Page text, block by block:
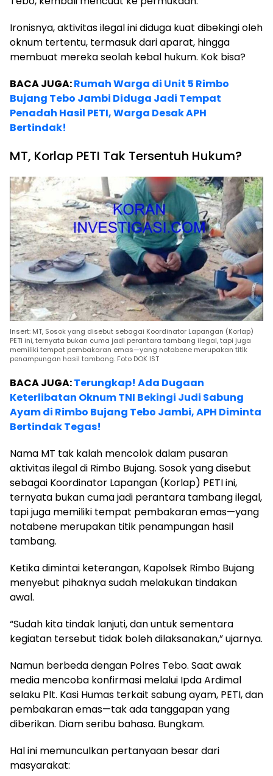
Ironisnya, aktivitas ilegal ini diduga kuat dibekingi oleh
oknum tertentu, termasuk dari aparat, hingga
membuat mereka seolah kebal hukum. Kok bisa?
BACA JUGA:Rumah Warga di Unit 5 Rimbo
Bujang Tebo Jambi Diduga Jadi Tempat
Penadah Hasil PETI, Warga Desak APH
Bertindak!
MT, Korlap PETI Tak Tersentuh Hukum?
Insert: MT, Sosok yang disebut sebagai Koordinator Lapangan (Korlap)
PETI ini, ternyata bukan cuma jadi perantara tambang ilegal, tapi juga
memiliki tempat pembakaran emas—yang notabene merupakan titik
penampungan hasil tambang. Foto DOK IST
BACA JUGA:Terungkap! Ada Dugaan
Keterlibatan Oknum TNI Bekingi Judi Sabung
Ayam di Rimbo Bujang Tebo Jambi, APH Diminta
Bertindak Tegas!
Nama MT tak kalah mencolok dalam pusaran
aktivitas ilegal di Rimbo Bujang. Sosok yang disebut
sebagai Koordinator Lapangan (Korlap) PETI ini,
ternyata bukan cuma jadi perantara tambang ilegal,
tapi juga memiliki tempat pembakaran emas—yang
notabene merupakan titik penampungan hasil
tambang.
Ketika dimintai keterangan, Kapolsek Rimbo Bujang
menyebut pihaknya sudah melakukan tindakan
awal.
“Sudah kita tindak lanjuti, dan untuk sementara
kegiatan tersebut tidak boleh dilaksanakan,” ujarnya.
Namun berbeda dengan Polres Tebo. Saat awak
media mencoba konfirmasi melalui Ipda Ardimal
selaku Plt. Kasi Humas terkait sabung ayam, PETI, dan
pembakaran emas—tak ada tanggapan yang
diberikan. Diam seribu bahasa. Bungkam.
Hal ini memunculkan pertanyaan besar dari
masyarakat: